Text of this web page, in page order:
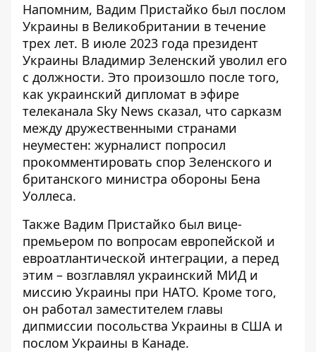
Напомним, Вадим Пристайко был послом
Украины в Великобритании в течение
трех лет. В июле 2023 года президент
Украины Владимир Зеленский уволил его
с должности. Это произошло после того,
как украинский дипломат в эфире
телеканала Sky News сказал, что сарказм
между дружественными странами
неуместен: журналист попросил
прокомментировать спор Зеленского и
британского министра обороны Бена
Уоллеса.
Также Вадим Пристайко был вице-
премьером по вопросам европейской и
евроатлантической интеграции, а перед
этим – возглавлял украинский МИД и
миссию Украины при НАТО. Кроме того,
он работал заместителем главы
дипмиссии посольства Украины в США и
послом Украины в Канаде.